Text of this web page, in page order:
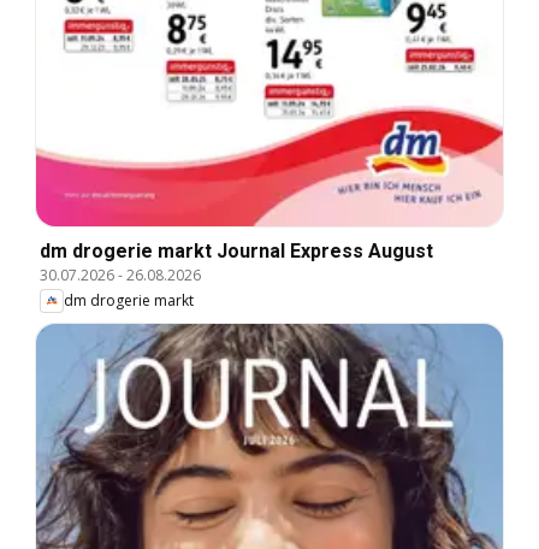
dm drogerie markt Journal Express August
30.07.2026-26.08.2026
dm drogerie markt